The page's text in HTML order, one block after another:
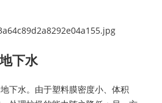
下水
下水。由于塑料膜密度小、体积